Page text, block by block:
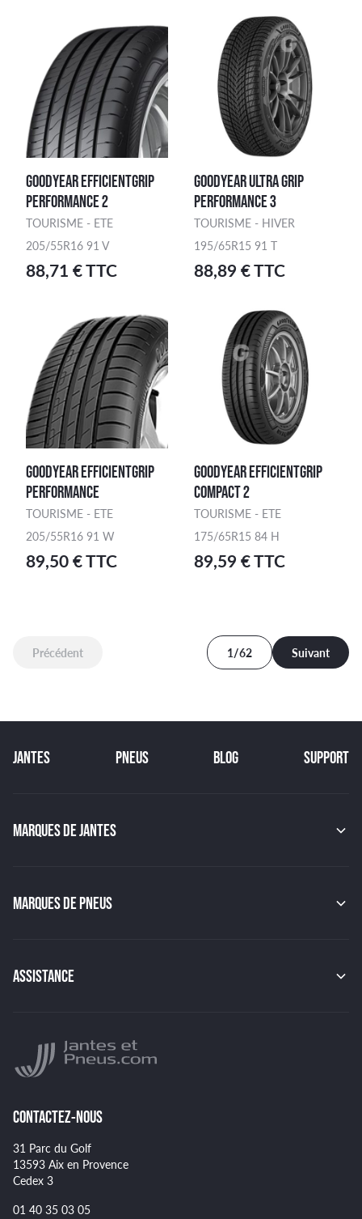
GOODYEAR EFFICIENTGRIP
PERFORMANCE 2
TOURISME - ETE
205/55R16 91 V
88,71 € TTC
GOODYEAR ULTRA GRIP
PERFORMANCE 3
TOURISME - HIVER
195/65R15 91 T
88,89 € TTC
GOODYEAR EFFICIENTGRIP
PERFORMANCE
TOURISME - ETE
205/55R16 91 W
89,50 € TTC
GOODYEAR EFFICIENTGRIP
COMPACT 2
TOURISME - ETE
175/65R15 84 H
89,59 € TTC
Précédent 1/62 Suivant
JANTES PNEUS BLOG SUPPORT
MARQUES DE JANTES
GMP
JAPAN RACING
BBS
MARQUES DE PNEUS
PIRELLI
HANKOOK
GOODYEAR
ASSISTANCE
Montage et démontage de vos pneus
Spécificités pour certains pneus
CONTACTEZ-NOUS
31 Parc du Golf
13593 Aix en Provence
Cedex 3
01 40 35 03 05